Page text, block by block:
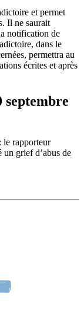
et permet
Il ne saurait
notification de
dans le
permettra au
écrites et après
septembre
le rapporteur
grief d’abus de